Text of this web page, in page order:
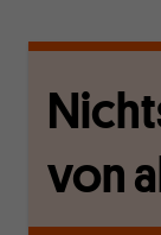
von